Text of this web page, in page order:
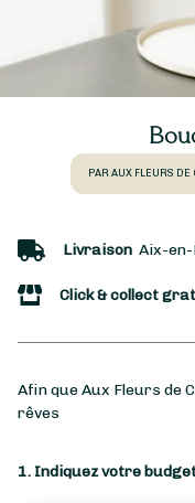
PAR AUX FLEURS
Livraison Aix-
Click & collect
Afin que Aux Fleurs de
rêves
1. Indiquez votre